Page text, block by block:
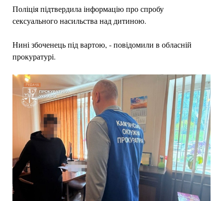
Поліція підтвердила інформацію про спробу
сексуального насильства над дитиною.
Нині збоченець під вартою, - повідомили в обласній
прокуратурі.